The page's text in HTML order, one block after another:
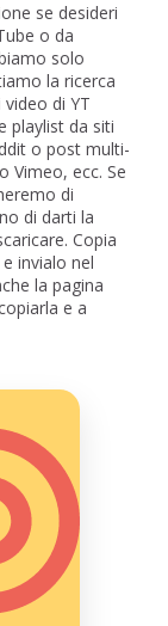
se desideri
o da
solo
la ricerca
di YT
playlist da siti
o post multi-
Vimeo, ecc. Se
di
di darti la
Copia
invialo nel
la pagina
e a